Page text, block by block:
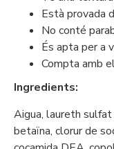
Està provada
No conté
És apta per a
Compta amb
Ingredients:
Aigua, laureth sulfat
betaïna, clorur de